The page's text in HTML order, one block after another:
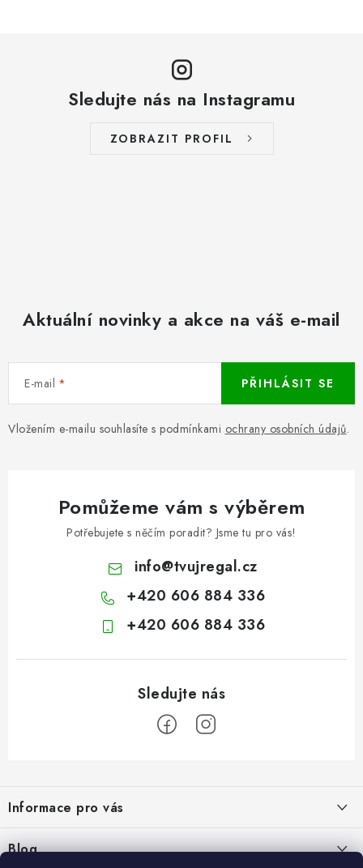
Sledujte nás na Instagramu
ZOBRAZIT PROFIL
Aktuální novinky a akce na váš e-mail
E-mail
Vložením e-mailu souhlasíte s podmínkami ochrany osobních údajů.
PŘIHLÁSIT SE
Pomůžeme vám s výběrem
Potřebujete s něčím poradit? Jsme tu pro vás!
info@tvujregal.cz
+420 606 884 336
+420 606 884 336
p
a
t
Informace pro vás
Kontakty
Blog